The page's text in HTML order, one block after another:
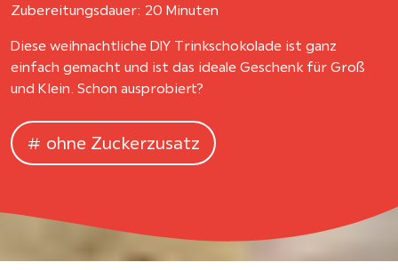
Zubereitungsdauer: 20 Minuten
Diese weihnachtliche DIY Trinkschokolade ist ganz
einfach gemacht und ist das ideale Geschenk für Groß
und Klein. Schon ausprobiert?
ohne Zuckerzusatz